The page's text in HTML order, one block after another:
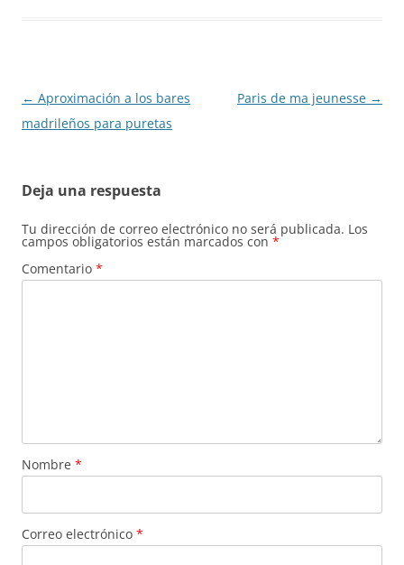
Navegación
de
← Aproximación a los bares
madrileños para puretas
Paris de ma jeunesse →
Deja una respuesta
Tu dirección de correo electrónico no será publicada. Los
campos obligatorios están marcados con *
Comentario *
Nombre *
Correo electrónico *